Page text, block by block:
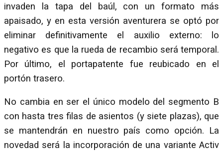
invaden la tapa del baúl, con un formato más
apaisado, y en esta versión aventurera se optó por
eliminar definitivamente el auxilio externo: lo
negativo es que la rueda de recambio será temporal.
Por último, el portapatente fue reubicado en el
portón trasero.
No cambia en ser el único modelo del segmento B
con hasta tres filas de asientos (y siete plazas), que
se mantendrán en nuestro país como opción. La
novedad será la incorporación de una variante Activ